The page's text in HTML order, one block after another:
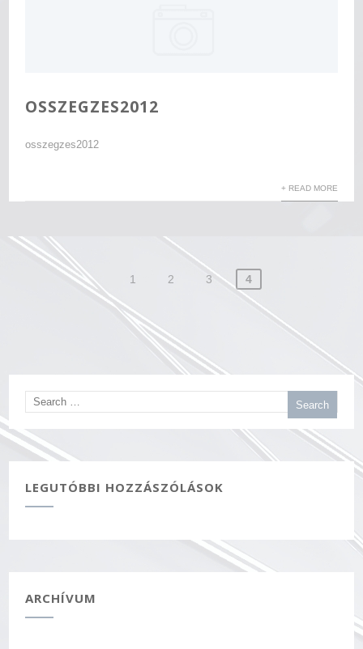
OSSZEGZES2012
osszegzes2012
+ READ MORE
Bejegyzés
1 2 3 4
LEGUTÓBBI HOZZÁSZÓLÁSOK
ARCHÍVUM